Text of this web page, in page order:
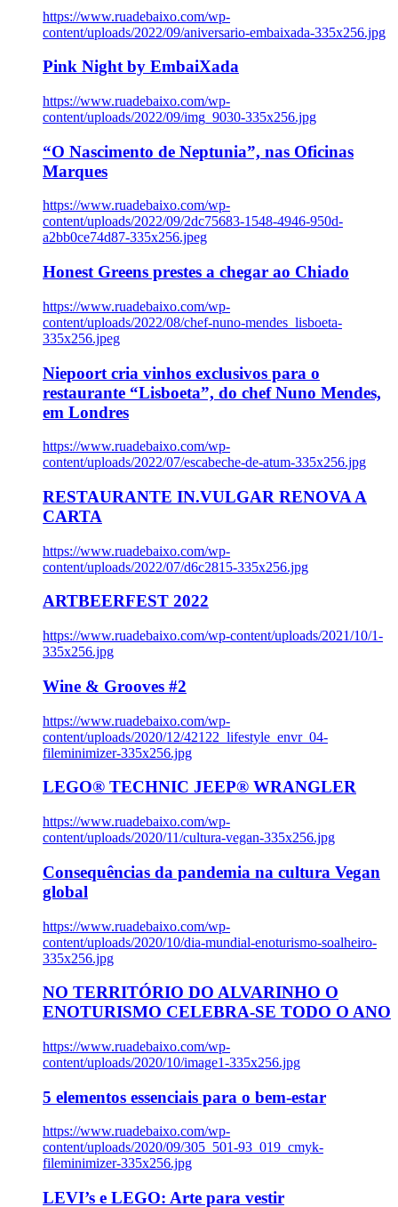
https://www.ruadebaixo.com/wp-
content/uploads/2022/09/aniversario-embaixada-335x256.jpg
Pink Night by EmbaiXada
https://www.ruadebaixo.com/wp-
content/uploads/2022/09/img_9030-335x256.jpg
“O Nascimento de Neptunia”, nas Oficinas
Marques
https://www.ruadebaixo.com/wp-
content/uploads/2022/09/2dc75683-1548-4946-950d-
a2bb0ce74d87-335x256.jpeg
Honest Greens prestes a chegar ao Chiado
https://www.ruadebaixo.com/wp-
content/uploads/2022/08/chef-nuno-mendes_lisboeta-
335x256.jpeg
Niepoort cria vinhos exclusivos para o
restaurante “Lisboeta”, do chef Nuno Mendes,
em Londres
https://www.ruadebaixo.com/wp-
content/uploads/2022/07/escabeche-de-atum-335x256.jpg
RESTAURANTE IN.VULGAR RENOVA A
CARTA
https://www.ruadebaixo.com/wp-
content/uploads/2022/07/d6c2815-335x256.jpg
ARTBEERFEST 2022
https://www.ruadebaixo.com/wp-content/uploads/2021/10/1-
335x256.jpg
Wine & Grooves #2
https://www.ruadebaixo.com/wp-
content/uploads/2020/12/42122_lifestyle_envr_04-
fileminimizer-335x256.jpg
LEGO® TECHNIC JEEP® WRANGLER
https://www.ruadebaixo.com/wp-
content/uploads/2020/11/cultura-vegan-335x256.jpg
Consequências da pandemia na cultura Vegan
global
https://www.ruadebaixo.com/wp-
content/uploads/2020/10/dia-mundial-enoturismo-soalheiro-
335x256.jpg
NO TERRITÓRIO DO ALVARINHO O
ENOTURISMO CELEBRA-SE TODO O ANO
https://www.ruadebaixo.com/wp-
content/uploads/2020/10/image1-335x256.jpg
5 elementos essenciais para o bem-estar
https://www.ruadebaixo.com/wp-
content/uploads/2020/09/305_501-93_019_cmyk-
fileminimizer-335x256.jpg
LEVI’s e LEGO: Arte para vestir